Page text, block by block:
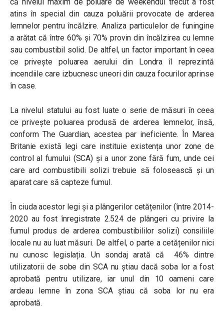
atins în special din cauza poluării provocate de arderea
lemnelor pentru încălzire. Analiza particulelor de funingine
a arătat că între 60% și 70% provin din încălzirea cu lemne
sau combustibil solid. De altfel, un factor important în ceea
ce privește poluarea aerului din Londra îl reprezintă
incendiile care izbucnesc uneori din cauza focurilor aprinse
în case.
La nivelul statului au fost luate o serie de măsuri în ceea
ce privește poluarea produsă de arderea lemnelor, însă,
conform The Guardian, acestea par ineficiente. În Marea
Britanie există legi care instituie existența unor zone de
control al fumului (SCA) și a unor zone fără fum, unde cei
care ard combustibili solizi trebuie să folosească și un
aparat care să capteze fumul.
În ciuda acestor legi și a plângerilor cetățenilor (între 2014-
2020 au fost înregistrate 2.524 de plângeri cu privire la
fumul produs de arderea combustibililor solizi) consiliile
locale nu au luat măsuri. De altfel, o parte a cetățenilor nici
nu cunosc legislația. Un sondaj arată că 46% dintre
utilizatorii de sobe din SCA nu știau dacă soba lor a fost
aprobată pentru utilizare, iar unul din 10 oameni care
ardeau lemne în zona SCA știau că soba lor nu era
aprobată.